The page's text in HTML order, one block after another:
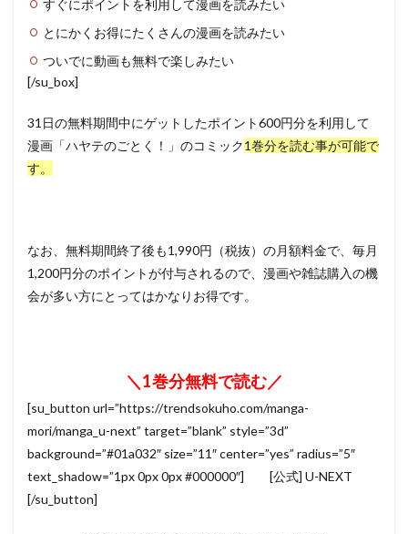
すぐにポイントを利用して漫画を読みたい
とにかくお得にたくさんの漫画を読みたい
ついでに動画も無料で楽しみたい
[/su_box]
31日の無料期間中にゲットしたポイント600円分を利用して
漫画「ハヤテのごとく！」のコミック1巻分を読む事が可能で
す。
なお、無料期間終了後も1,990円（税抜）の月額料金で、毎月
1,200円分のポイントが付与されるので、漫画や雑誌購入の機
会が多い方にとってはかなりお得です。
＼1巻分無料で読む／
[su_button url=”https://trendsokuho.com/manga-
mori/manga_u-next” target=”blank” style=”3d”
background=”#01a032″ size=”11″ center=”yes” radius=”5″
text_shadow=”1px 0px 0px #000000″] [公式] U-NEXT
[/su_button]